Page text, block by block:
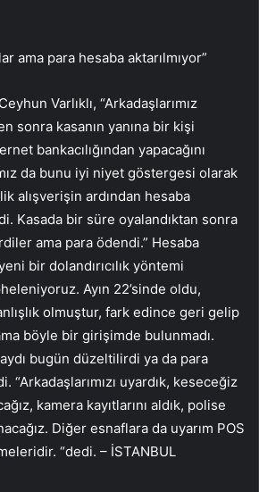
ama para hesaba aktarılmıyor”
Varlıklı, “Arkadaşlarımız
sonra kasanın yanına bir kişi
bankacılığından yapacağını
da bunu iyi niyet göstergesi olarak
alışverişin ardından hesaba
Kasada bir süre oyalandıktan sonra
ama para ödendi.” Hesaba
bir dolandırıcılık yöntemi
Ayın 22’sinde oldu,
olmuştur, fark edince geri gelip
böyle bir girişimde bulunmadı.
bugün düzeltilirdi ya da para
“Arkadaşlarımızı uyardık, keseceğiz
kamera kayıtlarını aldık, polise
Diğer esnaflara da uyarım POS
“dedi. – İSTANBUL